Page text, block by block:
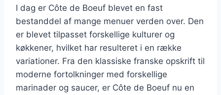
I dag er Côte de Boeuf blevet en fast
bestanddel af mange menuer verden over. Den
er blevet tilpasset forskellige kulturer og
køkkener, hvilket har resulteret i en række
variationer. Fra den klassiske franske opskrift til
moderne fortolkninger med forskellige
marinader og saucer, er Côte de Boeuf nu en